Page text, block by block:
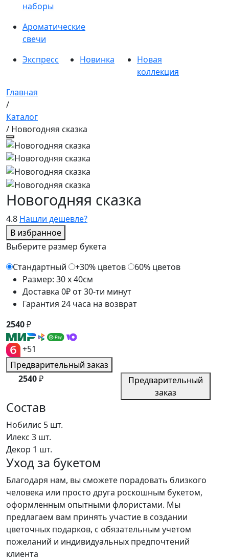
наборы
Ароматические
свечи
Экспресс
Новинка
Новая
коллекция
Главная
/
Каталог
/ Новогодняя сказка
4.8 Нашли дешевле?
В избранное
Новогодняя сказка
Выберите размер букета
Стандартный
+30% цветов
60% цветов
Размер: 30 x 40см
Доставка 0₽ от 30-ти минут
Гарантия 24 часа на возврат
2540₽
+51
Предварительный заказ
2540₽
Предварительный
заказ
Состав
Нобилис 5 шт.
Илекс 3 шт.
Декор 1 шт.
Уход за букетом
Благодаря нам, вы сможете порадовать близкого
человека или просто друга роскошным букетом,
оформленным опытными флористами. Мы
предлагаем вам принять участие в создании
цветочных подарков, с обязательным учетом
пожеланий и индивидуальных предпочтений
клиента